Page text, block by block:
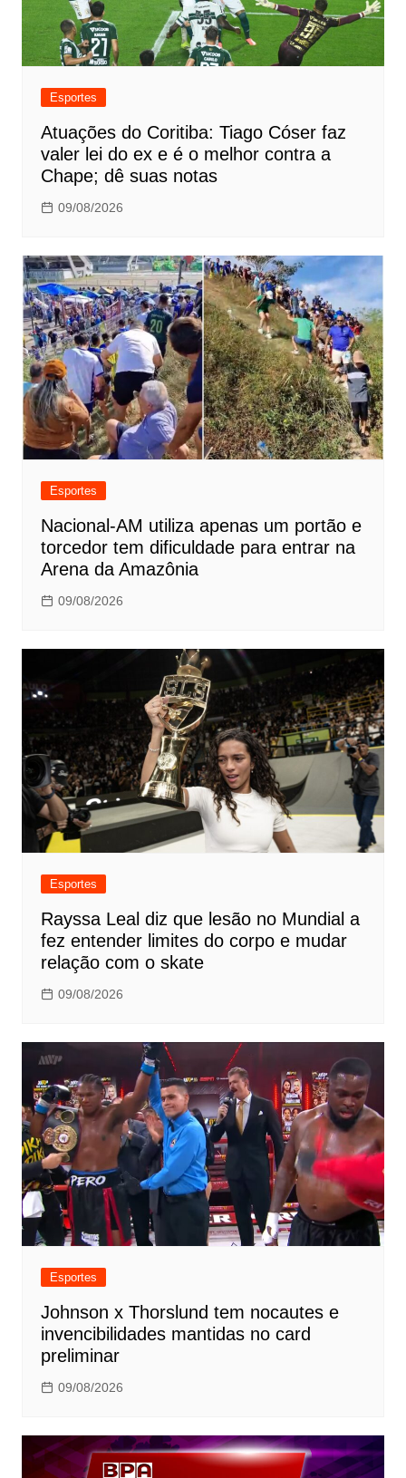
Esportes
Atuações do Coritiba: Tiago Cóser faz
valer lei do ex e é o melhor contra a
Chape; dê suas notas
09/08/2026
Esportes
Nacional-AM utiliza apenas um portão e
torcedor tem dificuldade para entrar na
Arena da Amazônia
09/08/2026
Esportes
Rayssa Leal diz que lesão no Mundial a
fez entender limites do corpo e mudar
relação com o skate
09/08/2026
Esportes
Johnson x Thorslund tem nocautes e
invencibilidades mantidas no card
preliminar
09/08/2026